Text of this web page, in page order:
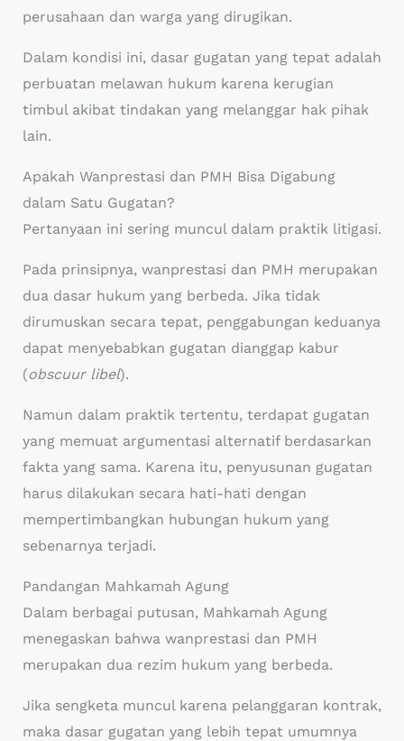
perusahaan dan warga yang dirugikan.
Dalam kondisi ini, dasar gugatan yang tepat adalah
perbuatan melawan hukum karena kerugian
timbul akibat tindakan yang melanggar hak pihak
lain.
Apakah Wanprestasi dan PMH Bisa Digabung
dalam Satu Gugatan?
Pertanyaan ini sering muncul dalam praktik litigasi.
Pada prinsipnya, wanprestasi dan PMH merupakan
dua dasar hukum yang berbeda. Jika tidak
dirumuskan secara tepat, penggabungan keduanya
dapat menyebabkan gugatan dianggap kabur
(obscuur libel).
Namun dalam praktik tertentu, terdapat gugatan
yang memuat argumentasi alternatif berdasarkan
fakta yang sama. Karena itu, penyusunan gugatan
harus dilakukan secara hati-hati dengan
mempertimbangkan hubungan hukum yang
sebenarnya terjadi.
Pandangan Mahkamah Agung
Dalam berbagai putusan, Mahkamah Agung
menegaskan bahwa wanprestasi dan PMH
merupakan dua rezim hukum yang berbeda.
Jika sengketa muncul karena pelanggaran kontrak,
maka dasar gugatan yang lebih tepat umumnya